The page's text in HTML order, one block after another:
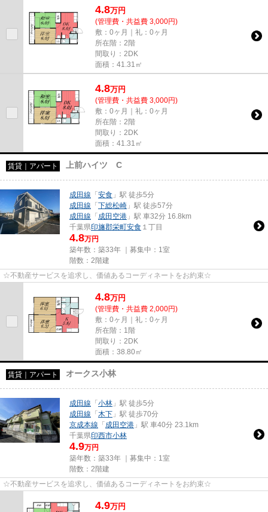
4.8万円
(管理費・共益費 3,000円)
敷：0ヶ月｜礼：0ヶ月
所在階：2階
間取り：2DK
面積：41.31㎡
4.8万円
(管理費・共益費 3,000円)
敷：0ヶ月｜礼：0ヶ月
所在階：2階
間取り：2DK
面積：41.31㎡
賃貸｜アパート 上前ハイツ C
成田線 「安食 」駅 徒歩5分
成田線 「下総松崎 」駅 徒歩57分
成田線 「成田空港 」駅 車32分 16.8km
千葉県印旛郡栄町安食 １丁目
4.8万円
築年数：築33年 ｜募集中： 1室
階数：2階建
☆不動産サービスを追求し、価値あるコーディネートをお約束☆
4.8万円
(管理費・共益費 2,000円)
敷：0ヶ月｜礼：0ヶ月
所在階：1階
間取り：2DK
面積：38.80㎡
賃貸｜アパート オークス小林
成田線 「小林 」駅 徒歩5分
成田線 「木下 」駅 徒歩70分
京成本線 「成田空港 」駅 車40分 23.1km
千葉県印西市小林
4.9万円
築年数：築33年 ｜募集中： 1室
階数：2階建
☆不動産サービスを追求し、価値あるコーディネートをお約束☆
4.9万円